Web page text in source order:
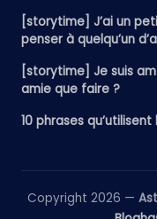
[storytime] J’ai un
penser à quelqu’un
[storytime] Je suis
amie que faire ?
10 phrases
Copyright 2026 —